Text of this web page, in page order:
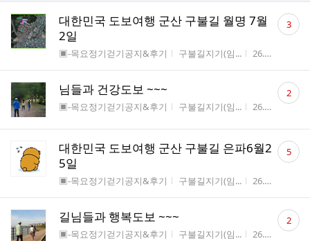
대한민국 도보여행 군산 구불길 월명 7월
2일
게시판명
▣-목요정기걷기공지&후기 작성자
구불길지기(임... 작성시간
26.06.26
댓
글 3
님들과 건강도보 ~~~
게시판명
▣-목요정기걷기공지&후기 작성자
구불길지기(임... 작성시간
26.06.26
댓
글 2
대한민국 도보여행 군산 구불길 은파6월2
5일
게시판명
▣-목요정기걷기공지&후기 작성자
구불길지기(임... 작성시간
26.06.19
댓
글 5
길님들과 행복도보 ~~~
게시판명
▣-목요정기걷기공지&후기 작성자
구불길지기(임... 작성시간
26.06.19
댓
글 2